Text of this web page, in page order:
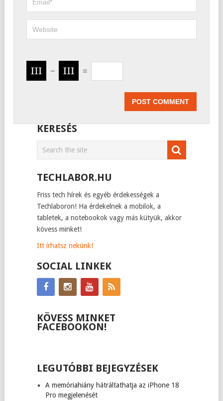
− =
KERESÉS
TECHLABOR.HU
Friss tech hírek és egyéb érdekességek a
Techlaboron! Ha érdekelnek a mobilok, a
tabletek, a notebookok vagy más kütyük, akkor
kövess minket!
Itt írhatsz nekünk!
SOCIAL LINKEK
KÖVESS MINKET
FACEBOOKON!
LEGUTÓBBI BEJEGYZÉSEK
A memóriahiány hátráltathatja az iPhone 18
Pro megjelenését